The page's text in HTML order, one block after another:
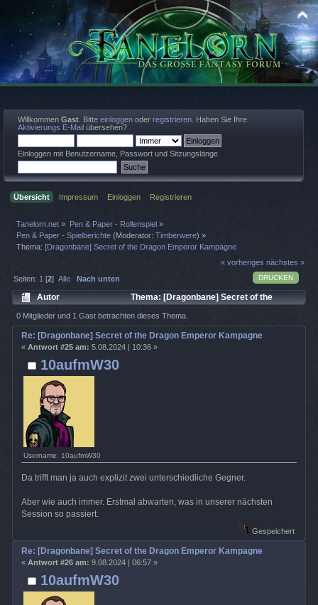
Willkommen Gast . Bitte einloggen oder registrieren . Haben Sie Ihre
Aktivierungs E-Mail übersehen?
Einloggen mit Benutzername, Passwort und Sitzungslänge
Übersicht Impressum Einloggen Registrieren
Tanelorn.net » Pen & Paper - Rollenspiel»
Pen & Paper - Spielberichte (Moderator:Timberwere) »
Thema:[Dragonbane] Secret of the Dragon Emperor Kampagne
« vorheriges nächstes »
DRUCKEN
Seiten: 1 [2]Alle Nach unten
Autor
Thema: [Dragonbane] Secret of the
Dragon Emperor Kampagne (Gelesen 5907 mal)
0 Mitglieder und 1 Gast betrachten dieses Thema.
10aufmW30
Username: 10aufmW30
Re: [Dragonbane] Secret of the Dragon Emperor Kampagne
« Antwort #25 am: 5.08.2024 | 10:36 »
Da trifft man ja auch explizit zwei unterschiedliche Gegner.
Aber wie auch immer. Erstmal abwarten, was in unserer nächsten
Session so passiert.
Gespeichert
10aufmW30
Re: [Dragonbane] Secret of the Dragon Emperor Kampagne
« Antwort #26 am: 9.08.2024 | 06:57 »